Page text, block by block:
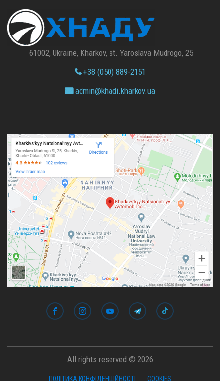
61002, Ukraine, Kharkov, st. Yaroslava Mudrogo, 25
+38 (050) 889-2151
admin@khadi.kharkov.ua
All rights reserved © 2026
ПОЛІТИКА КОНФІДЕНЦІЙНОСТІ COOKIES